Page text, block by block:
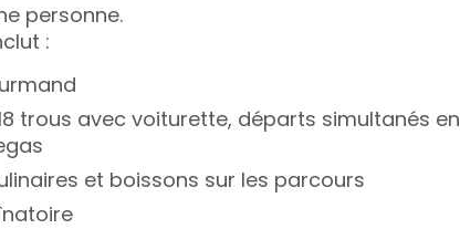
personne.
:
trous avec voiturette, départs simultanés en
et boissons sur les parcours